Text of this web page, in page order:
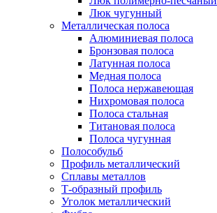
Люк чугунный
Металлическая полоса
Алюминиевая полоса
Бронзовая полоса
Латунная полоса
Медная полоса
Полоса нержавеющая
Нихромовая полоса
Полоса стальная
Титановая полоса
Полоса чугунная
Полособульб
Профиль металлический
Сплавы металлов
Т-образный профиль
Уголок металлический